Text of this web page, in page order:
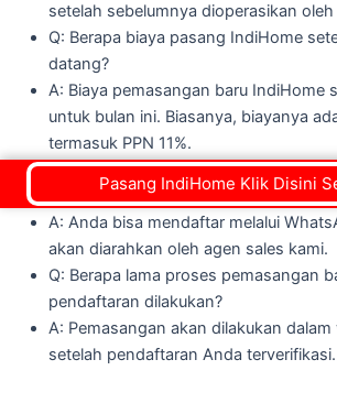
setelah sebelumnya dioperasikan
Q: Berapa biaya pasang IndiHome
datang?
A: Biaya pemasangan baru IndiHome
untuk bulan ini. Biasanya, biayanya
termasuk PPN 11%.
Q: Proses layanan dari pendaftaran
seperti apa?
A: Anda bisa mendaftar melalui
akan diarahkan oleh agen sales kami.
Q: Berapa lama proses pemasangan
pendaftaran dilakukan?
A: Pemasangan akan dilakukan
setelah pendaftaran Anda terverifikasi.
Pasang IndiHome Klik Disini